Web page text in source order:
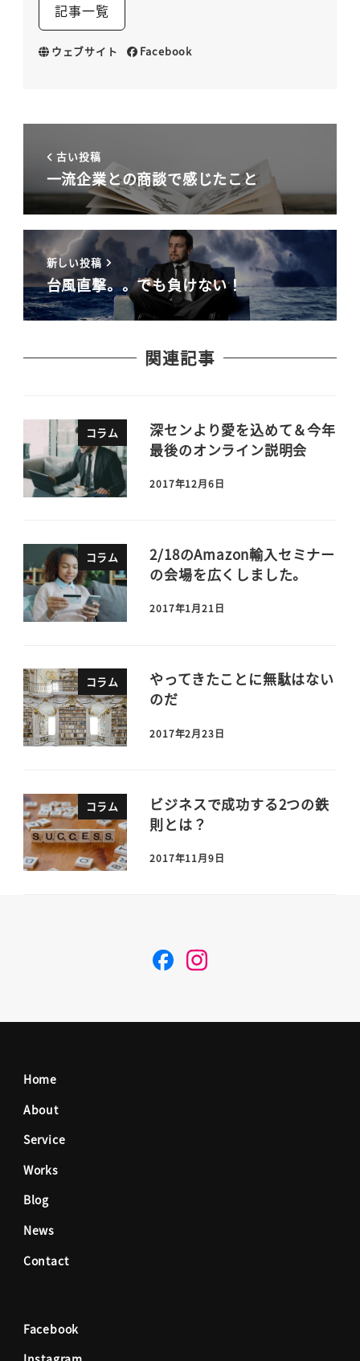
記事一覧
ウェブサイト Facebook
古い投稿
一流企業との商談で感じたこと
新しい投稿
台風直撃。。でも負けない！
関連記事
コラム
深センより愛を込めて＆今年
最後のオンライン説明会
2017年12月6日
コラム
2/18のAmazon輸入セミナー
の会場を広くしました。
2017年1月21日
コラム
やってきたことに無駄はない
のだ
2017年2月23日
コラム
ビジネスで成功する2つの鉄
則とは？
2017年11月9日
F I
Home
About
Service
Works
Blog
News
Contact
Facebook